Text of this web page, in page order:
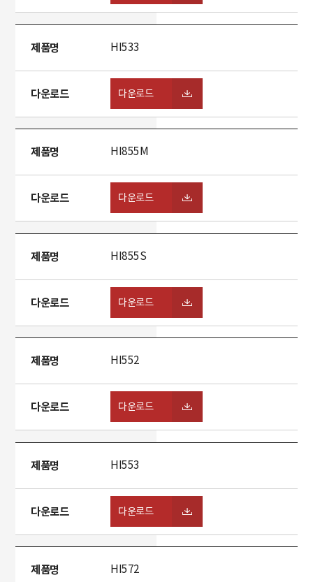
제품명 HI533
다운로드 다운로드
제품명 HI855M
다운로드 다운로드
제품명 HI855S
다운로드 다운로드
제품명 HI552
다운로드 다운로드
제품명 HI553
다운로드 다운로드
제품명 HI572